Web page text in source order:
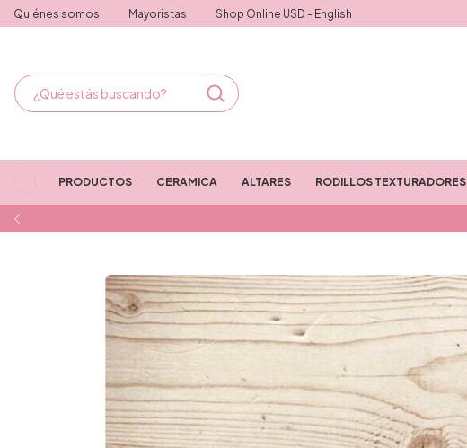
Quiénes somos Mayoristas Shop Online USD - English
PRODUCTOS CERAMICA ALTARES RODILLOS TEXTURADORES